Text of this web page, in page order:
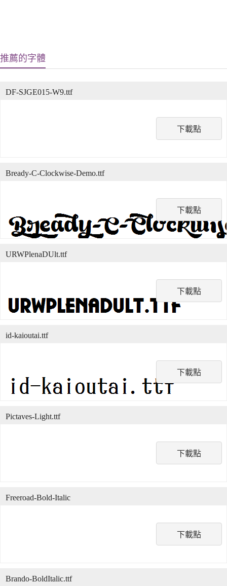
推薦的字體
下載點
DF-SJGE015-W9.ttf
下載點
Bready-C-Clockwise-Demo.ttf
下載點
URWPlenaDUlt.ttf
下載點
id-kaioutai.ttf
下載點
Pictaves-Light.ttf
下載點
Freeroad-Bold-Italic
Brando-BoldItalic.ttf